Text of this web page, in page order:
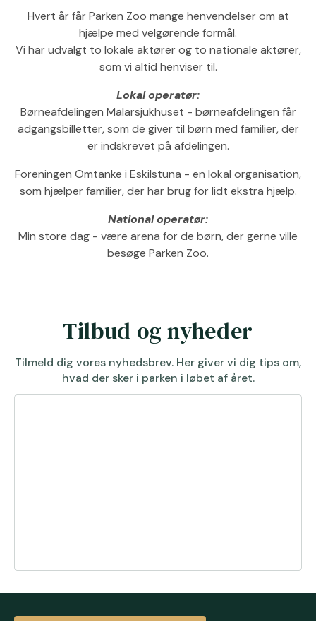
Hvert år får Parken Zoo mange henvendelser om at
hjælpe med velgørende formål.
Vi har udvalgt to lokale aktører og to nationale aktører,
som vi altid henviser til.
Lokal operatør:
Børneafdelingen Mälarsjukhuset - børneafdelingen får
adgangsbilletter, som de giver til børn med familier, der
er indskrevet på afdelingen.
Föreningen Omtanke i Eskilstuna - en lokal organisation,
som hjælper familier, der har brug for lidt ekstra hjælp.
National operatør:
Min store dag - være arena for de børn, der gerne ville
besøge Parken Zoo.
Tilbud og nyheder
Tilmeld dig vores nyhedsbrev. Her giver vi dig tips om,
hvad der sker i parken i løbet af året.